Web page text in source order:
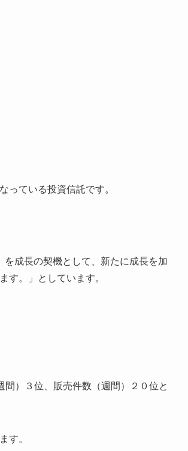
っている投資信託です。
成長の契機として、新たに成長を加
す。」としています。
）３位、販売件数（週間）２０位と
す。